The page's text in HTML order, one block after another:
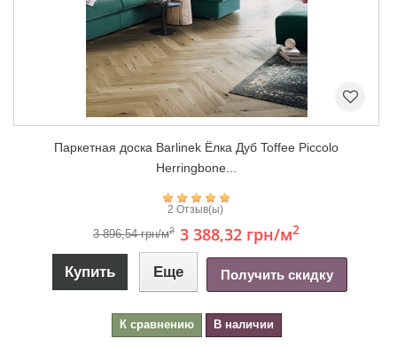
Паркетная доска Barlinek Ёлка Дуб Toffee Piccolo
Herringbone...
2 Отзыв(ы)
3 896,54 грн/м2 3 388,32 грн/м2
Купить Еще Получить скидку
К сравнению В наличии